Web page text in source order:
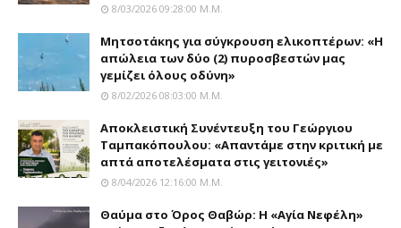
8/03/2026 09:28:00 Μ.μ.
Μητσοτάκης για σύγκρουση ελικοπτέρων: «Η
απώλεια των δύο (2) πυροσβεστών μας
γεμίζει όλους οδύνη»
8/02/2026 08:03:00 Μ.μ.
Αποκλειστική Συνέντευξη του Γεώργιου
Ταμπακόπουλου: «Απαντάμε στην κριτική με
απτά αποτελέσματα στις γειτονιές»
8/04/2026 12:16:00 Μ.μ.
Θαύμα στο Όρος Θαβώρ: H «Aγία Nεφέλη»